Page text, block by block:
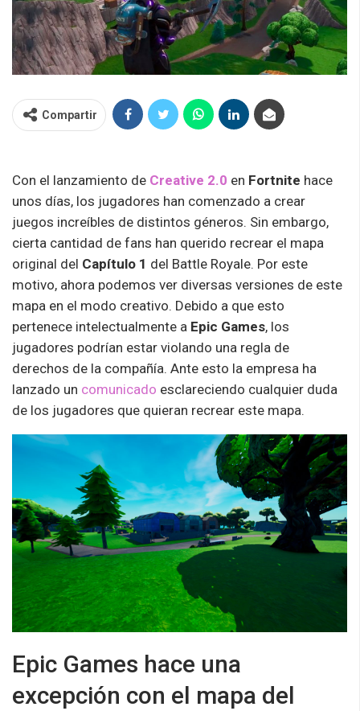
Compartir
Con el lanzamiento de Creative 2.0 en Fortnite hace
unos días, los jugadores han comenzado a crear
juegos increíbles de distintos géneros. Sin embargo,
cierta cantidad de fans han querido recrear el mapa
original del Capítulo 1 del Battle Royale. Por este
motivo, ahora podemos ver diversas versiones de este
mapa en el modo creativo. Debido a que esto
pertenece intelectualmente a Epic Games, los
jugadores podrían estar violando una regla de
derechos de la compañía. Ante esto la empresa ha
lanzado un comunicado esclareciendo cualquier duda
de los jugadores que quieran recrear este mapa.
Epic Games hace una
excepción con el mapa del